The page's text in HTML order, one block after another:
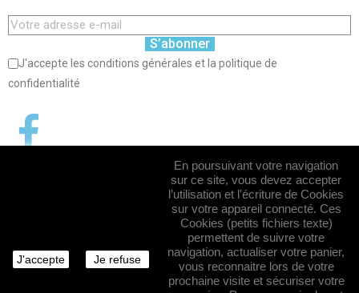
S’abonner
J'accepte les conditions générales et la politique de
confidentialité
J'accepte Je refuse
En poursuivant votre navigation
sur ce site, vous devez accepter
l’utilisation et l'écriture de Cookies
sur votre appareil connecté. Ces
Cookies (petits fichiers texte)
permettent de suivre votre
navigation, actualiser votre panier,
vous reconnaitre lors de votre
prochaine visite et sécuriser votre